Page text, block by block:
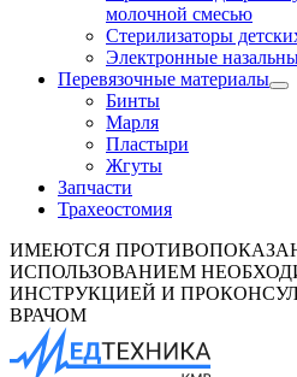
молочной смесью
Стерилизаторы
Электронные
Перевязочные материалы
Бинты
Марля
Пластыри
Жгуты
Запчасти
Трахеостомия
ИМЕЮТСЯ
ИСПОЛЬЗОВАНИЕМ
ИНСТРУКЦИЕЙ И
ВРАЧОМ